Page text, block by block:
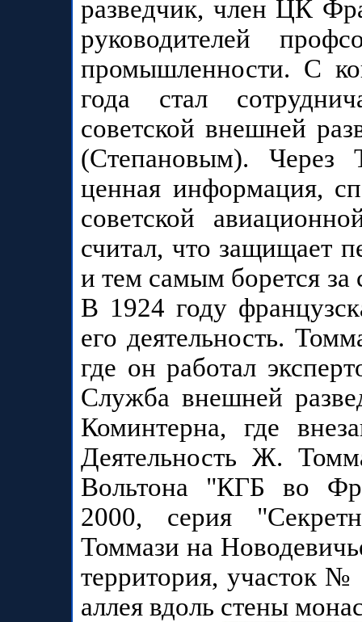
разведчик, член ЦК
руководителей
промышленности. С
года стал
советской внешней
(Степановым).
ценная информация,
советской
считал, что защищает
и тем самым борется за
В 1924 году
его деятельность.
где он работал
Служба внешней
Коминтерна, где
Деятельность Ж.
Вольтона "КГБ во
2000, серия
Томмази на
территория, участок
аллея вдоль стены